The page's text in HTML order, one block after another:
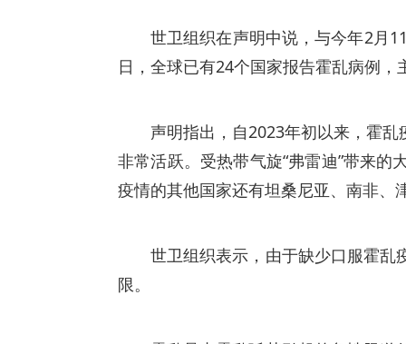
世卫组织在声明中说，与今年2月
日，全球已有24个国家报告霍乱病例
声明指出，自2023年初以来，霍
非常活跃。受热带气旋“弗雷迪”带来
疫情的其他国家还有坦桑尼亚、南非、
世卫组织表示，由于缺少口服霍乱
限。